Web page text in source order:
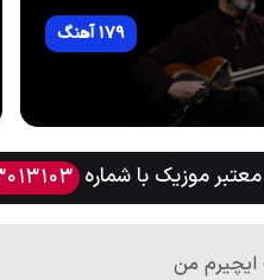
179 آهنگ
موزیک با شماره
ایچیرم من